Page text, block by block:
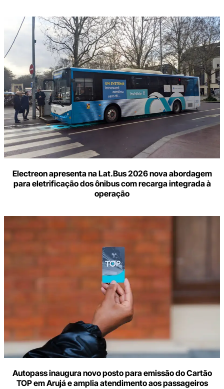
Electreon apresenta na Lat.Bus 2026 nova abordagem
para eletrificação dos ônibus com recarga integrada à
operação
Autopass inaugura novo posto para emissão do Cartão
TOP em Arujá e amplia atendimento aos passageiros